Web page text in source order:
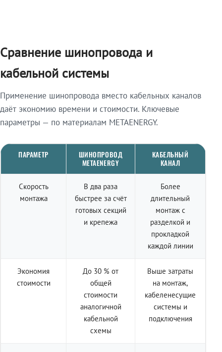
Сравнение шинопровода и
кабельной системы
Применение шинопровода вместо кабельных каналов
даёт экономию времени и стоимости. Ключевые
параметры — по материалам METAENERGY.
ПАРАМЕТР
ШИНОПРОВОД
METAENERGY
КАБЕЛЬНЫЙ
КАНАЛ
Скорость
монтажа
В два раза
быстрее за счёт
готовых секций
и крепежа
Более
длительный
монтаж с
разделкой и
прокладкой
каждой линии
Экономия
стоимости
До 30 % от
общей
стоимости
аналогичной
кабельной
схемы
Выше затраты
на монтаж,
кабеленесущие
системы и
подключения